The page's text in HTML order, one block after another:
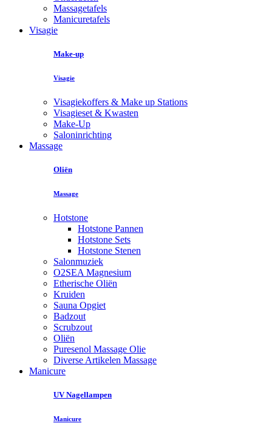
Massagetafels
Manicuretafels
Visagie
Make-up
Visagie
Visagiekoffers & Make up Stations
Visagieset & Kwasten
Make-Up
Saloninrichting
Massage
Oliën
Massage
Hotstone
Hotstone Pannen
Hotstone Sets
Hotstone Stenen
Salonmuziek
O2SEA Magnesium
Etherische Oliën
Kruiden
Sauna Opgiet
Badzout
Scrubzout
Oliën
Puresenol Massage Olie
Diverse Artikelen Massage
Manicure
UV Nagellampen
Manicure